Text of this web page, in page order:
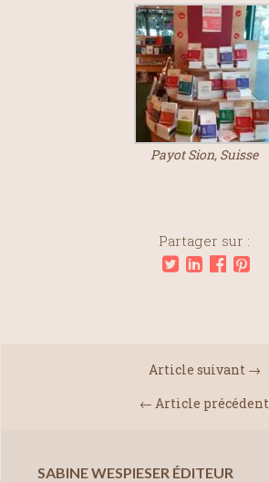
Payot Sion, Suisse
Partager sur :
Article suivant →
← Article précédent
SABINE WESPIESER ÉDITEUR